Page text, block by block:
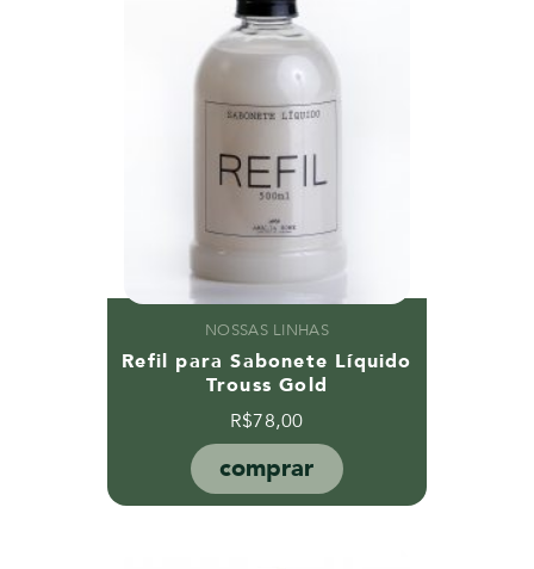
NOSSAS LINHAS
Refil para Sabonete Líquido
Trouss Gold
R$78,00
comprar